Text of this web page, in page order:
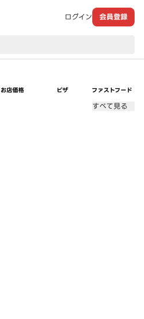
ログイン 会員登録
お店価格 ピザ ファストフード
すべて見る